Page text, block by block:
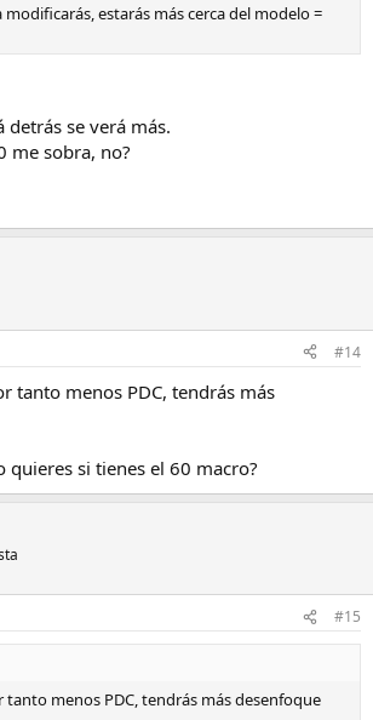
estarás más cerca del modelo =
detrás se verá más.
me sobra, no?
#14
tanto menos PDC, tendrás más
quieres si tienes el 60 macro?
#15
tanto menos PDC, tendrás más desenfoque